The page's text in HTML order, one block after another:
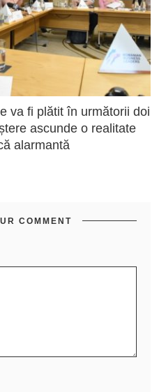
va fi plătit în următorii doi
ascunde o realitate
alarmantă
COMMENT